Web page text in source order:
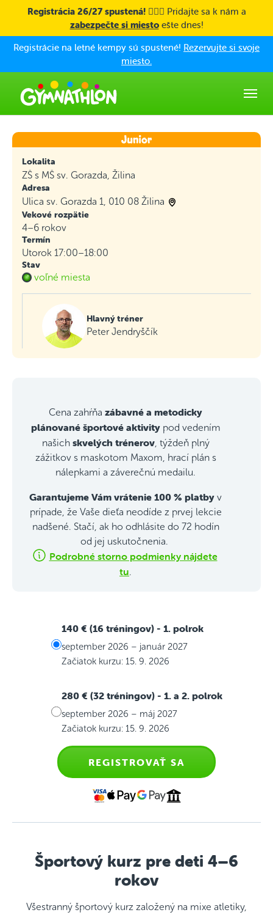
Skip to main content
Registrácia 26/27 spustená! 🤸🏼‍♀️ Pridajte sa k nám a
zabezpečte si miestoešte dnes!
Registrácie na letné kempy sú spustené! Rezervujte si svoje
miesto.
Lokalita
ZŠ s MŠ sv. Gorazda, Žilina
Adresa
Ulica sv. Gorazda 1, 010 08 Žilina
Vekové rozpätie
4–6 rokov
Termín
Utorok 17:00–18:00
Stav
voľné miesta
Hlavný tréner
Peter Jendryščík
Cena zahŕňa zábavné a metodicky
plánované športové aktivitypod vedením
našich skvelých trénerov, týždeň plný
zážitkov s maskotom Maxom, hrací plán s
nálepkami a záverečnú medailu.
Garantujeme Vám vrátenie 100 % platby v
prípade, že Vaše dieťa neodíde z prvej lekcie
nadšené. Stačí, ak ho odhlásite do 72 hodín
od jej uskutočnenia.
Podrobné storno podmienky nájdete
tu.
140 € (16 tréningov) - 1. polrok
september 2026 – január 2027
Začiatok kurzu: 15. 9. 2026
280 € (32 tréningov) - 1. a 2. polrok
september 2026 – máj 2027
Začiatok kurzu: 15. 9. 2026
REGISTROVAŤ SA
Športový kurz pre deti 4–6
rokov
Všestranný športový kurz založený na mixe atletiky,